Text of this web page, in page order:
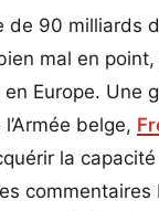
90 milliards
mal en
Europe.
belge,
la